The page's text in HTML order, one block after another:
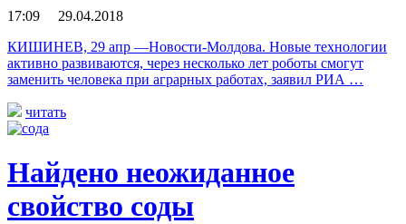
17:09 29.04.2018
КИШИНЕВ, 29 апр —Новости-Молдова. Новые технологии
активно развиваются, через несколько лет роботы смогут
заменить человека при аграрных работах, заявил РИА …
читать
Найдено неожиданное
свойство соды